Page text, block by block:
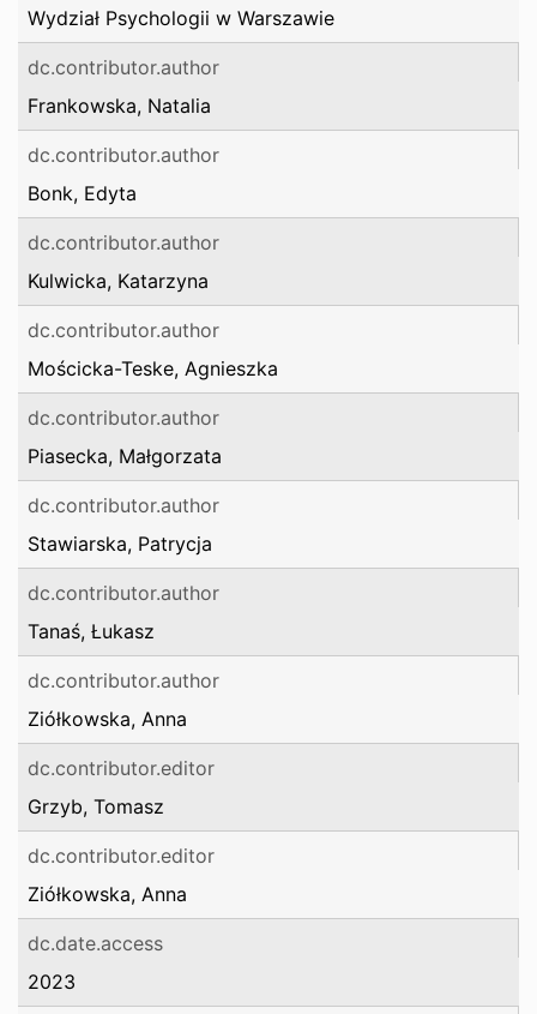
Wydział Psychologii w Warszawie
dc.contributor.author
Frankowska, Natalia
dc.contributor.author
Bonk, Edyta
dc.contributor.author
Kulwicka, Katarzyna
dc.contributor.author
Mościcka-Teske, Agnieszka
dc.contributor.author
Piasecka, Małgorzata
dc.contributor.author
Stawiarska, Patrycja
dc.contributor.author
Tanaś, Łukasz
dc.contributor.author
Ziółkowska, Anna
dc.contributor.editor
Grzyb, Tomasz
dc.contributor.editor
Ziółkowska, Anna
dc.date.access
2023